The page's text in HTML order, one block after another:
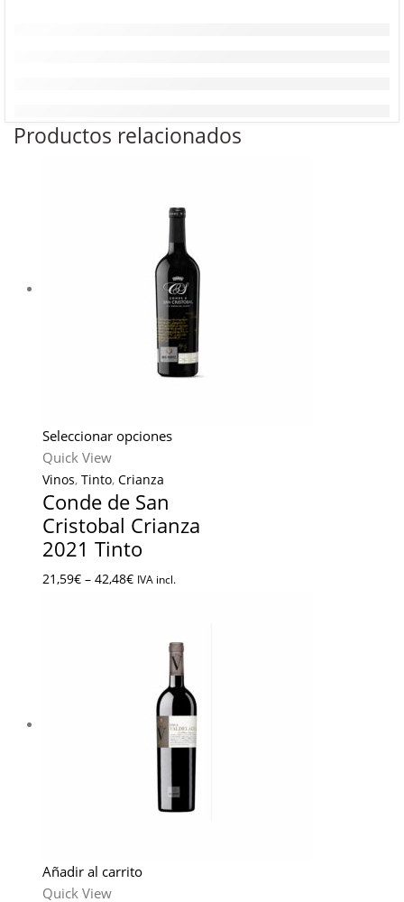
Productos relacionados
Seleccionar opciones
Quick View
Vinos, Tinto, Crianza
Conde de San
Cristobal Crianza
2021 Tinto
21,59€– 42,48€ IVA incl.
Añadir al carrito
Quick View